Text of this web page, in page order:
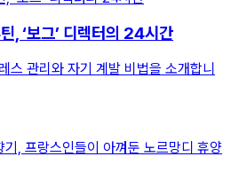
, ‘보그’ 디렉터의 24시간
스 관리와 자기 계발 비법을 소개합니